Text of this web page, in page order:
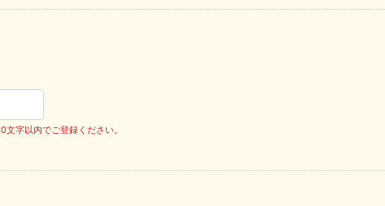
字以内でご登録ください。